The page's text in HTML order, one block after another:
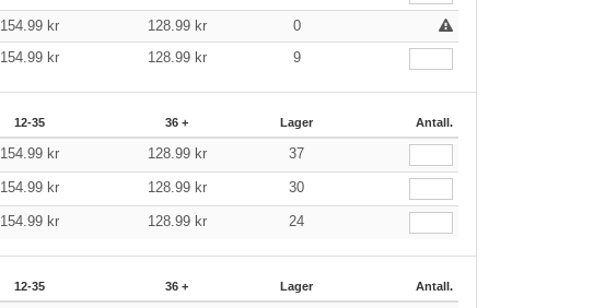
154.99 kr 128.99 kr
0
154.99 kr 128.99 kr 9
12-35 36 + Lager Antall.
154.99 kr 128.99 kr 37
154.99 kr 128.99 kr 30
154.99 kr 128.99 kr 24
12-35 36 + Lager Antall.